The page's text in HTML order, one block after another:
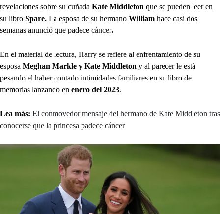
revelaciones sobre su cuñada Kate Middleton que se pueden leer en
su libro Spare. La esposa de su hermano William hace casi dos
semanas anunció que padece cáncer.
En el material de lectura, Harry se refiere al enfrentamiento de su
esposa Meghan Markle y Kate Middleton y al parecer le está
pesando el haber contado intimidades familiares en su libro de
memorias lanzando en enero del 2023.
Lea más: El conmovedor mensaje del hermano de Kate Middleton tras
conocerse que la princesa padece cáncer